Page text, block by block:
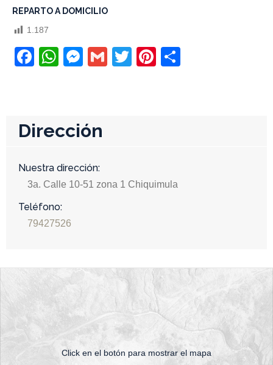
REPARTO A DOMICILIO
1.187
Facebook
WhatsApp
Messenger
GmailTwitterPinterest
Dirección
Nuestra dirección:
3a. Calle 10-51 zona 1 Chiquimula
Teléfono:
79427526
Click en el botón para mostrar el mapa